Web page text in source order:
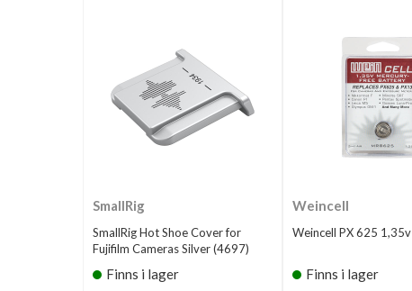
SmallRig
SmallRig Hot Shoe Cover for
Fujifilm Cameras Silver (4697)
Finns i lager
Weincell
Weincell PX 625 1,35v
Finns i lager